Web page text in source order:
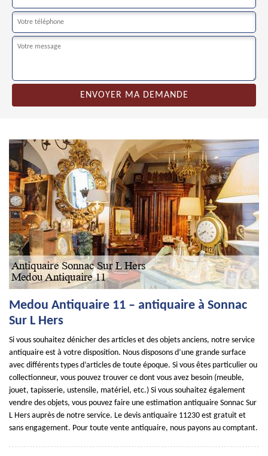
Medou Antiquaire 11 – antiquaire à Sonnac
Sur L Hers
Si vous souhaitez dénicher des articles et des objets anciens, notre service
antiquaire est à votre disposition. Nous disposons d’une grande surface
avec différents types d’articles de toute époque. Si vous êtes particulier ou
collectionneur, vous pouvez trouver ce dont vous avez besoin (meuble,
jouet, tapisserie, ustensile, matériel, etc.) Si vous souhaitez également
vendre des objets, vous pouvez faire une estimation antiquaire Sonnac Sur
L Hers auprès de notre service. Le devis antiquaire 11230 est gratuit et
sans engagement. Pour toute vente antiquaire, nous payons au comptant.